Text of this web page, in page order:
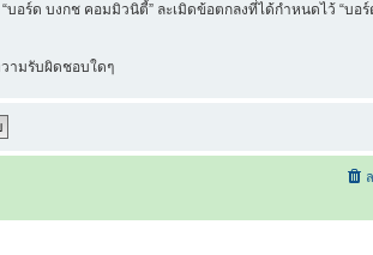
อร์ด บงกช คอมมิวนิตี้” ละเมิดข้อตกลงที่ได้กำหนดไว้ “บอ
ามรับผิดชอบใดๆ